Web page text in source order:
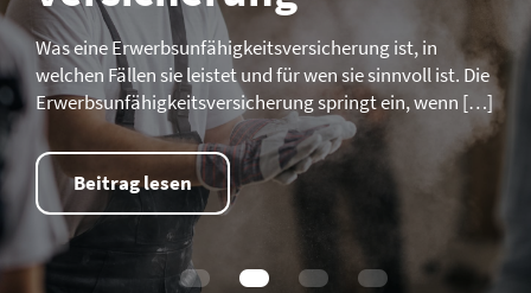
Was eine Erwerbsunfähigkeits­­versicherung ist, in
welchen Fällen sie leistet und für wen sie sinnvoll ist. Die
Erwerbsunfähigkeits­­versicherung springt ein, wenn […]
Beitrag lesen